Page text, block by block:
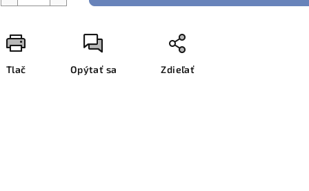
Tlač Opýtať sa Zdieľať